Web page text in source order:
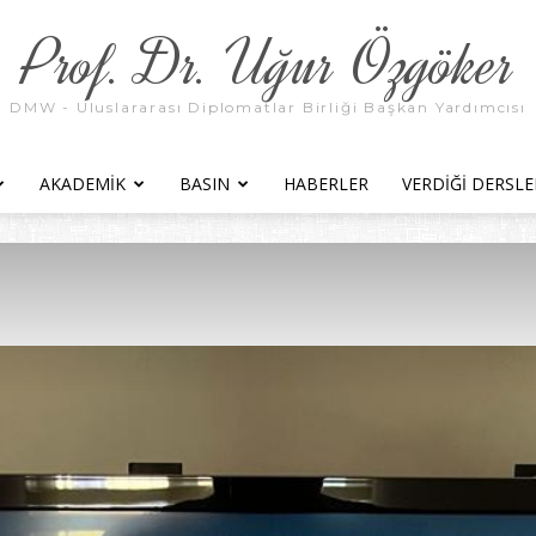
Prof. Dr. Uğur Özgöker
DMW - Uluslararası Diplomatlar Birliği Başkan Yardımcısı
AKADEMIK BASIN HABERLER VERDIĞI